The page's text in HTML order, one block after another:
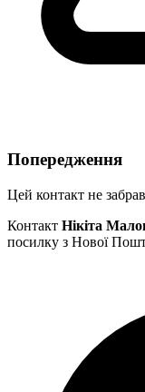
Попередження
Цей контакт не
Контакт Нікіта
посилку з Нової